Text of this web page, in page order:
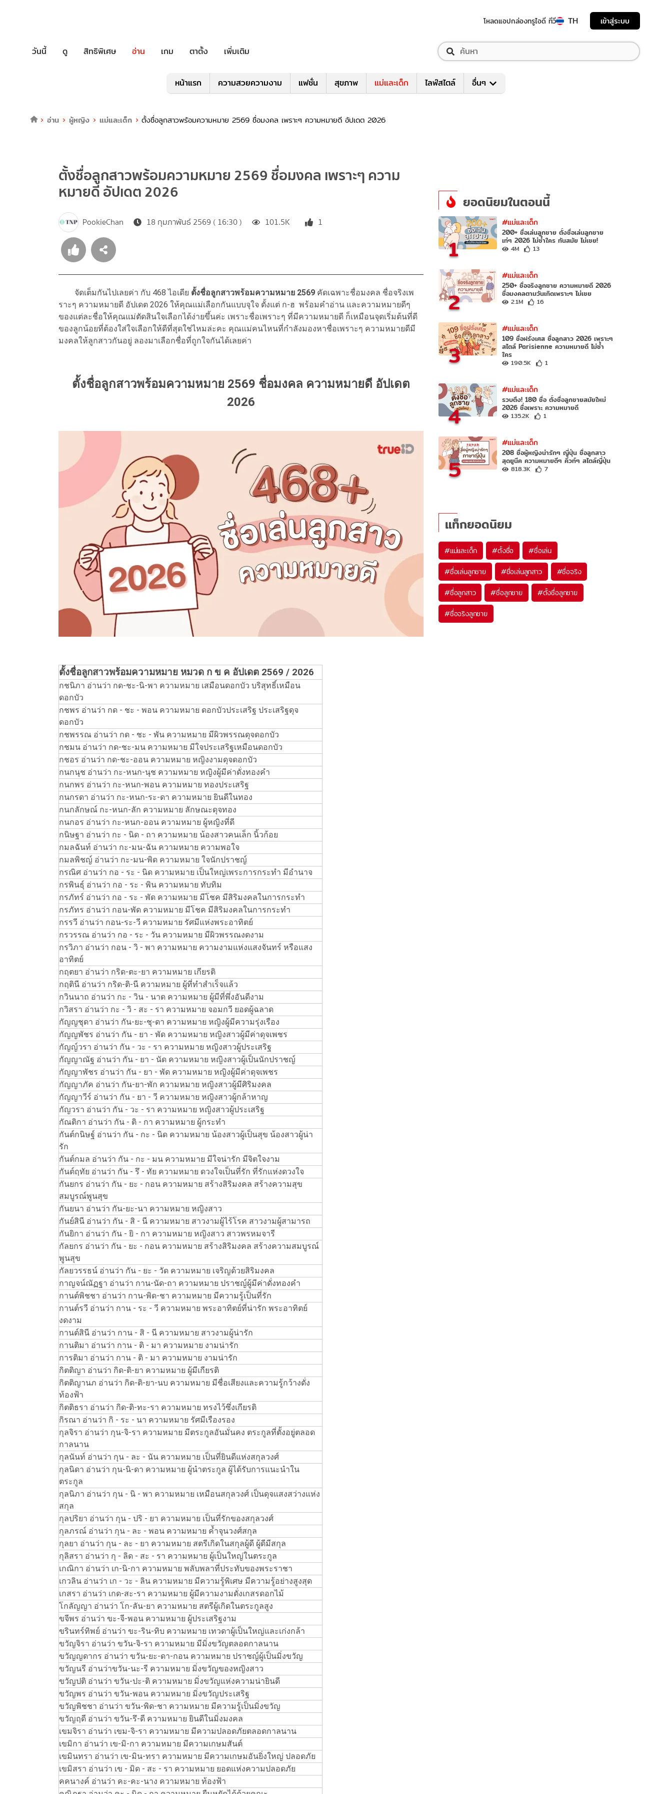
โหลดแอปกล่องทรูไอดี ทีวี TH เข้าสู่ระบบ
วันนี้ ดู สิทธิพิเศษ อ่าน เกม ตาตั้ง เพิ่มเติม
หน้าแรก ความสวยความงาม แฟชั่น สุขภาพ แม่และเด็ก ไลฟ์สไตล์ อื่นๆ
อ่าน ผู้หญิง แม่และเด็ก ตั้งชื่อลูกสาวพร้อมความหมาย 2569 ชื่อมงคล เพราะๆ ความหมายดี อัปเดต 2026
ตั้งชื่อลูกสาวพร้อมความหมาย 2569 ชื่อมงคล เพราะๆ ความ
หมายดี อัปเดต 2026
PookieChan 18 กุมภาพันธ์ 2569 ( 16:30 ) 101.5K 1
จัดเต็มกันไปเลยค่า กับ 468 ไอเดีย ตั้งชื่อลูกสาวพร้อมความหมาย 2569 คัดเฉพาะชื่อมงคล ชื่อจริงเพ
ราะๆ ความหมายดี อัปเดต 2026 ให้คุณแม่เลือกกันแบบจุใจ ตั้งแต่ ก-ฮ พร้อมคำอ่าน และความหมายดีๆ
ของแต่ละชื่อให้คุณแม่ตัดสินใจเลือกได้ง่ายขึ้นค่ะ เพราะชื่อเพราะๆ ที่มีความหมายดี ก็เหมือนจุดเริ่มต้นที่ดี
ของลูกน้อยที่ต้องใส่ใจเลือกให้ดีที่สุดใช่ไหมล่ะคะ คุณแม่คนไหนที่กำลังมองหาชื่อเพราะๆ ความหมายดีมี
มงคลให้ลูกสาวกันอยู่ ลองมาเลือกชื่อที่ถูกใจกันได้เลยค่า
ตั้งชื่อลูกสาวพร้อมความหมาย 2569 ชื่อมงคล ความหมายดี อัปเดต
2026
ตั้งชื่อลูกสาวพร้อมความหมาย หมวด ก ข ค อัปเดต 2569 / 2026
กชนิภา อ่านว่า กด-ชะ-นิ-พา ความหมาย เสมือนดอกบัว บริสุทธิ์เหมือน
ดอกบัว
กชพร อ่านว่า กด - ชะ - พอน ความหมาย ดอกบัวประเสริฐ ประเสริฐดุจ
ดอกบัว
กชพรรณ อ่านว่า กด - ชะ - พัน ความหมาย มีผิวพรรณดุจดอกบัว
กชมน อ่านว่า กด-ชะ-มน ความหมาย มีใจประเสริฐเหมือนดอกบัว
กชอร อ่านว่า กด-ชะ-ออน ความหมาย หญิงงามดุจดอกบัว
กนกนุช อ่านว่า กะ-หนก-นุช ความหมาย หญิงผู้มีค่าดั่งทองคำ
กนกพร อ่านว่า กะ-หนก-พอน ความหมาย ทองประเสริฐ
กนกรดา อ่านว่า กะ-หนก-ระ-ดา ความหมาย ยินดีในทอง
กนกลักษณ์ กะ-หนก-ลัก ความหมาย ลักษณะดุจทอง
กนกอร อ่านว่า กะ-หนก-ออน ความหมาย ผู้หญิงที่ดี
กนิษฐา อ่านว่า กะ - นิด - ถา ความหมาย น้องสาวคนเล็ก นิ้วก้อย
กมลฉันท์ อ่านว่า กะ-มน-ฉัน ความหมาย ความพอใจ
กมลพิชญ์ อ่านว่า กะ-มน-พิด ความหมาย ใจนักปราชญ์
กรณิศ อ่านว่า กอ - ระ - นิด ความหมาย เป็นใหญ่เพระการกระทำ มีอำนาจ
กรพินธุ์ อ่านว่า กอ - ระ - พิน ความหมาย ทับทิม
กรภัทร์ อ่านว่า กอ - ระ - พัด ความหมาย มีโชค มีสิริมงคลในการกระทำ
กรภัทร อ่านว่า กอน-พัด ความหมาย มีโชค มีสิริมงคลในการกระทำ
กรรวี อ่านว่า กอน-ระ-วี ความหมาย รัศมีแห่งพระอาทิตย์
กรวรรณ อ่านว่า กอ - ระ - วัน ความหมาย มีผิวพรรณงดงาม
กรวิภา อ่านว่า กอน - วิ - พา ความหมาย ความงามแห่งแสงจันทร์ หรือแสง
อาทิตย์
กฤตยา อ่านว่า กริด-ตะ-ยา ความหมาย เกียรติ
กฤตินี อ่านว่า กริด-ติ-นี ความหมาย ผู้ที่ทำสำเร็จแล้ว
กวินนาถ อ่านว่า กะ - วิน - นาด ความหมาย ผู้มีที่พึ่งอันดีงาม
กวิสรา อ่านว่า กะ - วิ - สะ - รา ความหมาย จอมกวี ยอดผู้ฉลาด
กัญญชุดา อ่านว่า กัน-ยะ-ชุ-ดา ความหมาย หญิงผู้มีความรุ่งเรือง
กัญญพัชร อ่านว่า กัน - ยา - พัด ความหมาย หญิงสาวผู้มีค่าดุจเพชร
กัญญ์วรา อ่านว่า กัน - วะ - รา ความหมาย หญิงสาวผู้ประเสริฐ
กัญญาณัฐ อ่านว่า กัน - ยา - นัด ความหมาย หญิงสาวผู้เป็นนักปราชญ์
กัญญาพัชร อ่านว่า กัน - ยา - พัด ความหมาย หญิงผู้มีค่าดุจเพชร
กัญญาภัค อ่านว่า กัน-ยา-พัก ความหมาย หญิงสาวผู้มีศิริมงคล
กัญญาวีร์ อ่านว่า กัน - ยา - วี ความหมาย หญิงสาวผู้กล้าหาญ
กัญวรา อ่านว่า กัน - วะ - รา ความหมาย หญิงสาวผู้ประเสริฐ
กัณติกา อ่านว่า กัน - ติ - กา ความหมาย ผู้กระทำ
กันต์กนิษฐ์ อ่านว่า กัน - กะ - นิด ความหมาย น้องสาวผู้เป็นสุข น้องสาวผู้น่า
รัก
กันต์กมล อ่านว่า กัน - กะ - มน ความหมาย มีใจน่ารัก มีจิตใจงาม
กันต์ฤทัย อ่านว่า กัน - รึ - ทัย ความหมาย ดวงใจเป็นที่รัก ที่รักแห่งดวงใจ
กันยกร อ่านว่า กัน - ยะ - กอน ความหมาย สร้างสิริมงคล สร้างความสุข
สมบูรณ์พูนสุข
กันยนา อ่านว่า กัน-ยะ-นา ความหมาย หญิงสาว
กันย์สินี อ่านว่า กัน - สิ - นี ความหมาย สาวงามผู้ไร้โรค สาวงามผู้สามารถ
กันยิกา อ่านว่า กัน - ยิ - กา ความหมาย หญิงสาว สาวพรหมจารี
กัลยกร อ่านว่า กัน - ยะ - กอน ความหมาย สร้างสิริมงคล สร้างความสมบูรณ์
พูนสุข
กัลยวรรธน์ อ่านว่า กัน - ยะ - วัด ความหมาย เจริญด้วยสิริมงคล
กาญจน์ณัฏฐา อ่านว่า กาน-นัด-ถา ความหมาย ปราชญ์ผู้มีค่าดั่งทองคำ
กานต์พิชชา อ่านว่า กาน-พิด-ชา ความหมาย มีความรู้เป็นที่รัก
กานต์รวี อ่านว่า กาน - ระ - วี ความหมาย พระอาทิตย์ที่น่ารัก พระอาทิตย์
งดงาม
กานต์สินี อ่านว่า กาน - สิ - นี ความหมาย สาวงามผู้น่ารัก
กานติมา อ่านว่า กาน - ติ - มา ความหมาย งามน่ารัก
การติมา อ่านว่า กาน - ติ - มา ความหมาย งามน่ารัก
กิตติญา อ่านว่า กิด-ติ-ยา ความหมาย ผู้มีเกียรติ
กิตติญานภ อ่านว่า กิด-ติ-ยา-นบ ความหมาย มีชื่อเสียงและความรู้กว้างดั่ง
ท้องฟ้า
กิตติธรา อ่านว่า กิด-ติ-ทะ-รา ความหมาย ทรงไว้ซึ่งเกียรติ
กิรณา อ่านว่า กิ - ระ - นา ความหมาย รัศมีเรืองรอง
กุลจิรา อ่านว่า กุน-จิ-รา ความหมาย มีตระกูลอันมั่นคง ตระกูลที่ตั้งอยู่ตลอด
กาลนาน
กุลนันท์ อ่านว่า กุน - ละ - นัน ความหมาย เป็นที่ยินดีแห่งสกุลวงศ์
กุลนิดา อ่านว่า กุน-นิ-ดา ความหมาย ผู้นำตระกูล ผู้ได้รับการแนะนำใน
ตระกูล
กุลนิภา อ่านว่า กุน - นิ - พา ความหมาย เหมือนสกุลวงศ์ เป็นดุจแสงสว่างแห่ง
สกุล
กุลปริยา อ่านว่า กุน - ปริ - ยา ความหมาย เป็นที่รักของสกุลวงศ์
กุลภรณ์ อ่านว่า กุน - ละ - พอน ความหมาย ค้ำจุนวงศ์สกุล
กุลยา อ่านว่า กุน - ละ - ยา ความหมาย สตรีเกิดในสกุลผู้ดี ผู้ดีมีสกุล
กุลิสรา อ่านว่า กุ - ลิด - สะ - รา ความหมาย ผู้เป็นใหญ่ในตระกูล
เกณิกา อ่านว่า เก-นิ-กา ความหมาย พลับพลาที่ประทับของพระราชา
เกวลิน อ่านว่า เก - วะ - ลิน ความหมาย มีความรู้พิเศษ มีความรู้อย่างสูงสุด
เกสรา อ่านว่า เกด-สะ-รา ความหมาย ผู้มีความงามดั่งเกสรดอกไม้
โกลัญญา อ่านว่า โก-ลัน-ยา ความหมาย สตรีผู้เกิดในตระกูลสูง
ขจีพร อ่านว่า ขะ-จี-พอน ความหมาย ผู้ประเสริฐงาม
ขรินทร์ทิพย์ อ่านว่า ขะ-ริน-ทิบ ความหมาย เทวดาผู้เป็นใหญ่และเก่งกล้า
ขวัญจิรา อ่านว่า ขวัน-จิ-รา ความหมาย มีมิ่งขวัญตลอดกาลนาน
ขวัญญดากร อ่านว่า ขวัน-ยะ-ดา-กอน ความหมาย ปราชญ์ผู้เป็นมิ่งขวัญ
ขวัญนรี อ่านว่าขวัน-นะ-รี ความหมาย มิ่งขวัญของหญิงสาว
ขวัญปติ อ่านว่า ขวัน-ปะ-ติ ความหมาย มิ่งขวัญแห่งความน่ายินดี
ขวัญพร อ่านว่า ขวัน-พอน ความหมาย มิ่งขวัญประเสริฐ
ขวัญพิชชา อ่านว่า ขวัน-พิด-ชา ความหมาย มีความรู้เป็นมิ่งขวัญ
ขวัญฤดี อ่านว่า ขวัน-รึ-ดี ความหมาย ยินดีในมิ่งมงคล
เขมจิรา อ่านว่า เขม-จิ-รา ความหมาย มีความปลอดภัยตลอดกาลนาน
เขมิกา อ่านว่า เข-มิ-กา ความหมาย มีความเกษมสันต์
เขมินทรา อ่านว่า เข-มิน-ทรา ความหมาย มีความเกษมอันยิ่งใหญ่ ปลอดภัย
เขมิสรา อ่านว่า เข - มิด - สะ - รา ความหมาย ยอดแห่งความปลอดภัย
คคนางค์ อ่านว่า คะ-คะ-นาง ความหมาย ท้องฟ้า
ยอดนิยมในตอนนี้
1
#แม่และเด็ก
200+ ชื่อเล่นลูกชาย ตั้งชื่อเล่นลูกชาย
เท่ๆ 2026 ไม่ซ้ำใคร ทันสมัย ไม่เชย!
4M 13
2
#แม่และเด็ก
250+ ชื่อจริงลูกชาย ความหมายดี 2026
ชื่อมงคลตามวันเกิดเพราะๆ ไม่เชย
2.1M 16
3
#แม่และเด็ก
109 ชื่อฝรั่งเศส ชื่อลูกสาว 2026 เพราะๆ
สไตล์ Parisienne ความหมายดี ไม่ซ้ำ
ใคร
190.5K 1
4
#แม่และเด็ก
รวบตึง! 180 ชื่อ ตั้งชื่อลูกชายสมัยใหม่
2026 ชื่อเพราะ ความหมายดี
135.2K 1
5
#แม่และเด็ก
208 ชื่อผู้หญิงน่ารักๆ ญี่ปุ่น ชื่อลูกสาว
สุดยูนีค ความหมายดีๆ คิ้วท์ๆ สไตล์ญี่ปุ่น
818.3K 7
แท็กยอดนิยม
#แม่และเด็ก #ตั้งชื่อ #ชื่อเล่น
#ชื่อเล่นลูกชาย #ชื่อเล่นลูกสาว #ชื่อจริง
#ชื่อลูกสาว #ชื่อลูกชาย #ตั้งชื่อลูกชาย
#ชื่อจริงลูกชาย